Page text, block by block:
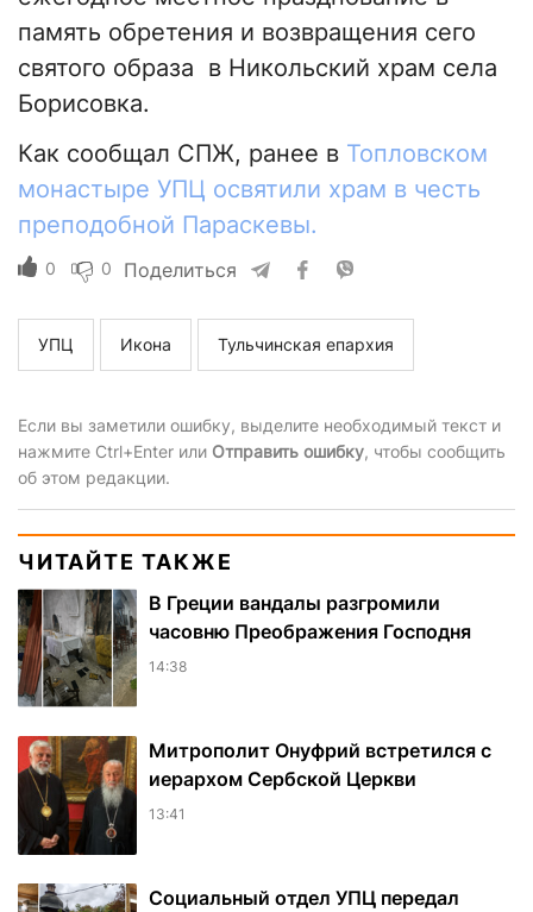
память обретения и возвращения сего
святого образа в Никольский храм села
Борисовка.
Как сообщал СПЖ, ранее в Топловском
монастыре УПЦ освятили храм в честь
преподобной Параскевы.
0 0 Поделиться
УПЦ Икона Тульчинская епархия
Если вы заметили ошибку, выделите необходимый текст и
нажмите Ctrl+Enter или Отправить ошибку, чтобы сообщить
об этом редакции.
ЧИТАЙТЕ ТАКЖЕ
В Греции вандалы разгромили
часовню Преображения Господня
14:38
Митрополит Онуфрий встретился с
иерархом Сербской Церкви
13:41
Социальный отдел УПЦ передал